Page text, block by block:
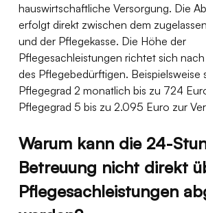
hauswirtschaftliche Versorgung. Die
erfolgt direkt zwischen dem
und der Pflegekasse. Die Höhe der
Pflegesachleistungen richtet sich
des Pflegebedürftigen. Beispielsweise
Pflegegrad 2 monatlich bis zu 724
Pflegegrad 5 bis zu 2.095 Euro zur
Warum kann die 24-
Betreuung nicht direkt
Pflegesachleistungen